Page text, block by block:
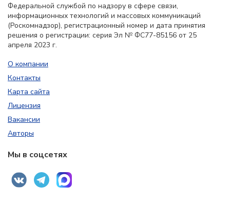
Федеральной службой по надзору в сфере связи,
информационных технологий и массовых коммуникаций
(Роскомнадзор), регистрационный номер и дата принятия
решения о регистрации: серия Эл № ФС77-85156 от 25
апреля 2023 г.
О компании
Контакты
Карта сайта
Лицензия
Вакансии
Авторы
Мы в соцсетях